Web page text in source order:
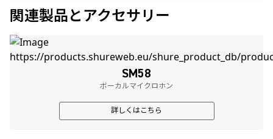
関連製品とアクセサリー
SM58
ボーカルマイクロホン
詳しくはこちら